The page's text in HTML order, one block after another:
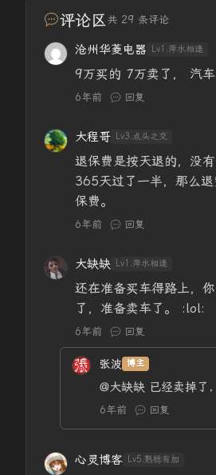
评论区 共 29 条评论
沧州华菱电器 Lv1.萍水相逢
9万买的 7万卖了， 汽车
6年前 回复
大程哥 Lv3.点头之交
退保费是按天退的，没
365天过了一半，那么
保费。
6年前 回复
大缺缺 Lv1.萍水相逢
还在准备买车得路上，
了，准备卖车了。 :lol:
6年前 回复
张波 博主
@大缺缺 已经卖掉了，
6年前 回复
心灵博客 Lv5.熟稔有加